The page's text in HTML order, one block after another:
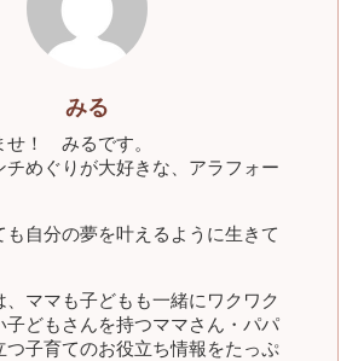
みる
せ！ みるです。
チめぐりが大好きな、アラフォー
も自分の夢を叶えるように生きて
、ママも子どもも一緒にワクワク
子どもさんを持つママさん・パパ
つ子育てのお役立ち情報をたっぷ